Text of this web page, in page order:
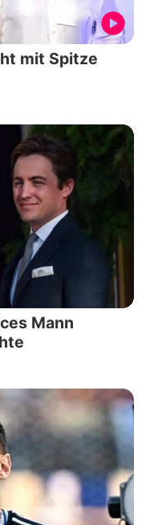
mit Spitze
Mann